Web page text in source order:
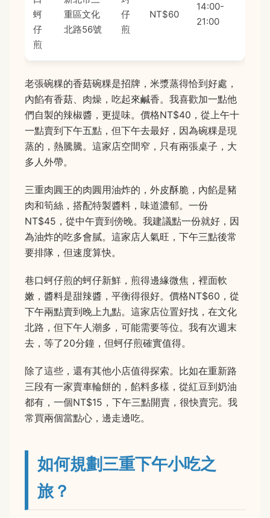
蚵
仔
煎
重區文化
北路56號
仔
煎
NT$60
14:00-
21:00
老張碗粿的香菇碗粿是招牌，米漿蒸得恰到好處，
內餡有香菇、肉燥，吃起來鹹香。我喜歡加一點他
們自製的辣椒醬，更提味。價格NT$40，從上午十
一點賣到下午五點，但下午去最好，因為碗粿是現
蒸的，熱騰騰。這家店空間窄，只有兩張桌子，大
多人外帶。
三重肉圓王的肉圓用油炸的，外皮酥脆，內餡是豬
肉和筍絲，搭配特製醬料，味道濃郁。一份
NT$45，從中午賣到傍晚。我建議點一份就好，因
為油炸的吃多會膩。這家店人氣旺，下午三點後常
要排隊，但速度算快。
巷口蚵仔煎的蚵仔新鮮，煎得邊緣微焦，裡面軟
嫩，醬料是甜辣醬，平衡得很好。價格NT$60，從
下午兩點賣到晚上九點。這家店位置好找，在文化
北路，但下午人潮多，可能需要等位。我有次週末
去，等了20分鐘，但蚵仔煎確實值得。
除了這些，還有其他小店值得探索。比如在重新路
三段有一家賣車輪餅的，餡料多樣，從紅豆到奶油
都有，一個NT$15，下午三點開賣，很快賣完。我
常買兩個當點心，邊走邊吃。
如何規劃三重下午小吃之
旅？